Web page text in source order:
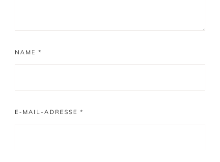
NAME *
E-MAIL-ADRESSE *